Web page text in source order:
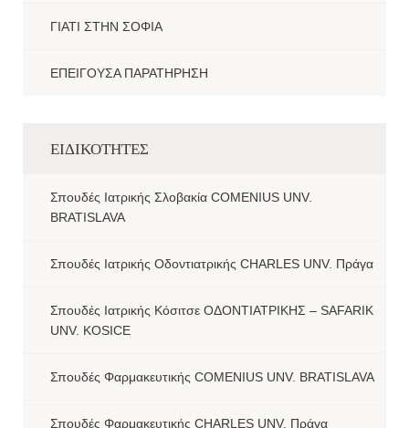
ΓΙΑΤΙ ΣΤΗΝ ΣΟΦΙΑ
ΕΠΕΙΓΟΥΣΑ ΠΑΡΑΤΗΡΗΣΗ
ΕΙΔΙΚΟΤΗΤΕΣ
Σπουδές Ιατρικής Σλοβακία COMENIUS UNV.
BRATISLAVA
Σπουδές Ιατρικής Οδοντιατρικής CHARLES UNV. Πράγα
Σπουδές Ιατρικής Κόσιτσε ΟΔΟΝΤΙΑΤΡΙΚΗΣ – SAFARIK
UNV. KOSICE
Σπουδές Φαρμακευτικής COMENIUS UNV. BRATISLAVA
Σπουδές Φαρμακευτικής CHARLES UNV. Πράγα